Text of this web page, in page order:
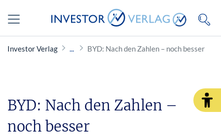
Investor Verlag BYD: Nach den Zahlen – noch besser
BYD: Nach den Zahlen –
noch besser